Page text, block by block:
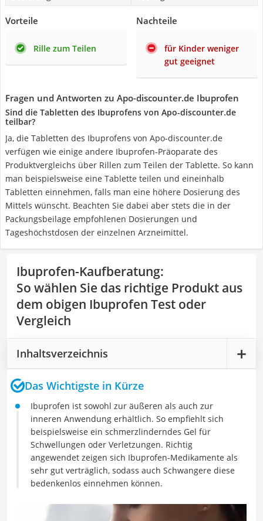
Vorteile
Rille zum Teilen
Nachteile
für Kinder weniger
gut geeignet
Fragen und Antworten zu Apo-discounter.de Ibuprofen
Sind die Tabletten des Ibuprofens von Apo-discounter.de
teilbar?
Ja, die Tabletten des Ibuprofens von Apo-discounter.de
verfügen wie einige andere Ibuprofen-Präoparate des
Produktvergleichs über Rillen zum Teilen der Tablette. So kann
man beispielsweise eine Tablette teilen und eineinhalb
Tabletten einnehmen, falls man eine höhere Dosierung des
Mittels wünscht. Beachten Sie dabei aber stets die in der
Packungsbeilage empfohlenen Dosierungen und
Tageshöchstdosen der einzelnen Arzneimittel.
Ibuprofen-Kaufberatung:
So wählen Sie das richtige Produkt aus
dem obigen Ibuprofen Test oder
Vergleich
Inhaltsverzeichnis
Das Wichtigste in Kürze
Ibuprofen ist sowohl zur äußeren als auch zur
inneren Anwendung erhältlich. So empfiehlt sich
beispielsweise ein schmerzlinderndes Gel für
Schwellungen oder Verletzungen. Richtig
angewendet zeigen sich Ibuprofen-Medikamente als
sehr gut verträglich, sodass auch Schwangere diese
bedenkenlos einnehmen können.